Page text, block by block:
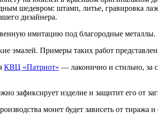
шедевром: штамп, литье, гравировка
дизайнера.
имитацию под благородные металлы.
эмалей. Примеры таких работ
КВЦ «Патриот» — лаконично и стильно, за
зафиксирует изделие и защитит его от
монет будет зависеть от тиража и